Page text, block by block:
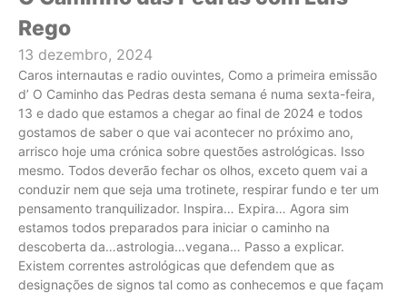
Rego
13 dezembro, 2024
Caros internautas e radio ouvintes, Como a primeira emissão
d’ O Caminho das Pedras desta semana é numa sexta-feira,
13 e dado que estamos a chegar ao final de 2024 e todos
gostamos de saber o que vai acontecer no próximo ano,
arrisco hoje uma crónica sobre questões astrológicas. Isso
mesmo. Todos deverão fechar os olhos, exceto quem vai a
conduzir nem que seja uma trotinete, respirar fundo e ter um
pensamento tranquilizador. Inspira… Expira… Agora sim
estamos todos preparados para iniciar o caminho na
descoberta da…astrologia…vegana… Passo a explicar.
Existem correntes astrológicas que defendem que as
designações de signos tal como as conhecemos e que façam